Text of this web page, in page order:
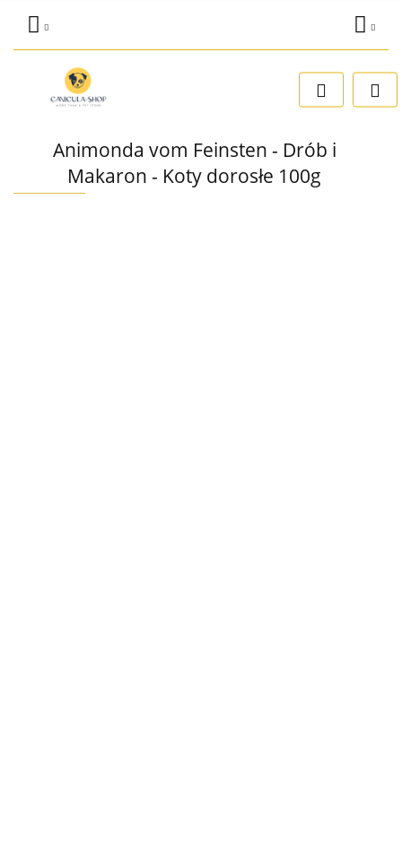
Zaloguj się
Dodaj zgłoszenie
Animonda vom Feinsten - Drób i
Makaron - Koty dorosłe 100g